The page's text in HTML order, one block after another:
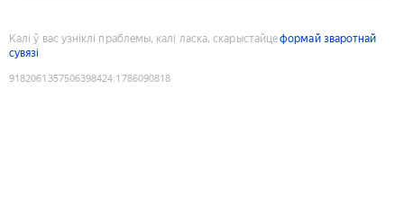
Калі ў вас узніклі праблемы, калі ласка, скарыстайцеформай зваротнай
сувязі
9182061357506398424:1786090818